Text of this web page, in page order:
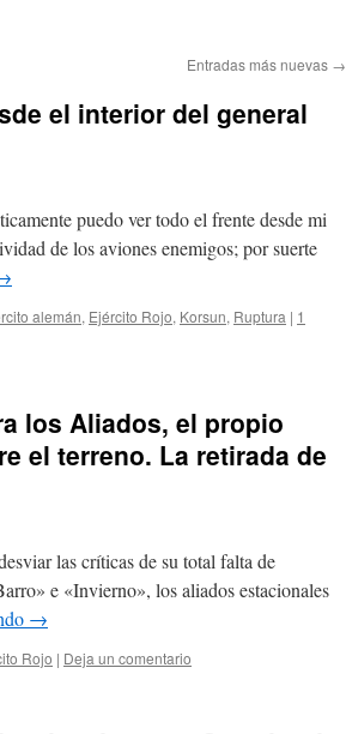
Entradas más nuevas →
el interior del general
puedo ver todo el frente desde mi
de los aviones enemigos; por suerte
alemán, Ejército Rojo, Korsun, Ruptura | 1
los Aliados, el propio
el terreno. La retirada de
las críticas de su total falta de
e «Invierno», los aliados estacionales
→
Rojo | Deja un comentario